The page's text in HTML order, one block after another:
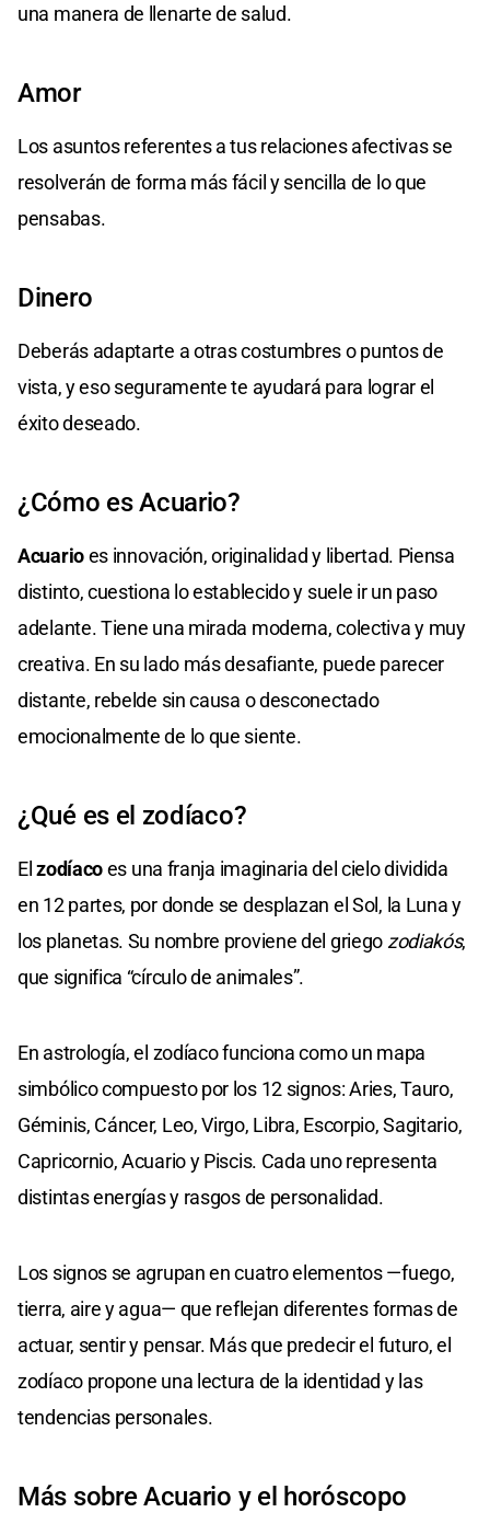
una manera de llenarte de salud.
Amor
Los asuntos referentes a tus relaciones afectivas se
resolverán de forma más fácil y sencilla de lo que
pensabas.
Dinero
Deberás adaptarte a otras costumbres o puntos de
vista, y eso seguramente te ayudará para lograr el
éxito deseado.
¿Cómo es Acuario?
Acuarioes innovación, originalidad y libertad. Piensa
distinto, cuestiona lo establecido y suele ir un paso
adelante. Tiene una mirada moderna, colectiva y muy
creativa. En su lado más desafiante, puede parecer
distante, rebelde sin causa o desconectado
emocionalmente de lo que siente.
¿Qué es el zodíaco?
Elzodíacoes una franja imaginaria del cielo dividida
en 12 partes, por donde se desplazan el Sol, la Luna y
los planetas. Su nombre proviene del griego zodiakós,
que significa “círculo de animales”.
En astrología, el zodíaco funciona como un mapa
simbólico compuesto por los 12 signos: Aries, Tauro,
Géminis, Cáncer, Leo, Virgo, Libra, Escorpio, Sagitario,
Capricornio, Acuario y Piscis. Cada uno representa
distintas energías y rasgos de personalidad.
Los signos se agrupan en cuatro elementos —fuego,
tierra, aire y agua— que reflejan diferentes formas de
actuar, sentir y pensar. Más que predecir el futuro, el
zodíaco propone una lectura de la identidad y las
tendencias personales.
Más sobre Acuario y el horóscopo